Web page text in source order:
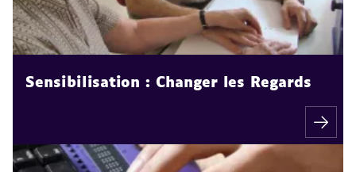
Sensibilisation : Changer les Regards